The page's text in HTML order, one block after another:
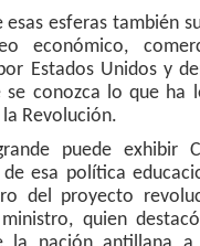
esas esferas también
económico,
Estados Unidos y
se conozca lo que ha
Revolución.
puede exhibir
de esa política
del proyecto
quien